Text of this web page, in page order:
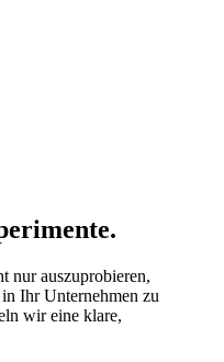
.
nur auszuprobieren,
Ihr Unternehmen zu
wir eine klare,